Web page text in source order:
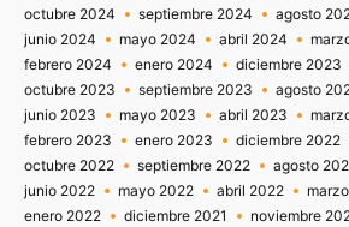
octubre 2024
septiembre 2024 agosto
junio 2024
mayo 2024 abril 2024
febrero 2024
enero 2024 diciembre 2023
octubre 2023
septiembre 2023 agosto
junio 2023
mayo 2023 abril 2023
febrero 2023
enero 2023 diciembre 2022
octubre 2022
septiembre 2022 agosto
junio 2022
mayo 2022 abril 2022
enero 2022
diciembre 2021 noviembre